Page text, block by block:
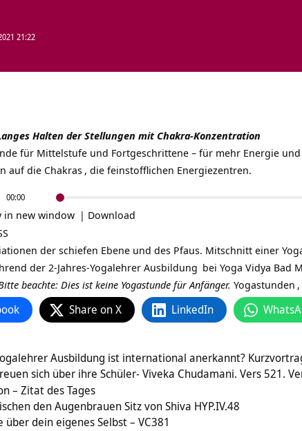
21:22
Halten der Stellungen mit Chakra-Konzentration
für Mittelstufe und Fortgeschrittene – für mehr Energie
auf die Chakras , die feinstofflichen Energiezentren.
00:00
in new window | Download
der schiefen Ebene und des Pfaus. Mitschnitt einer
der 2-Jahres-Yogalehrer Ausbildung bei Yoga Vidya Bad
beachte: Dies ist keine Yogastunde für Anfänger. Yogastunden
Share on X LinkedIn
Ausbildung ist international anerkannt?
sich über ihre Schüler- Viveka Chudamani. Vers 521.
– Zitat des Tages
den Augenbrauen Sitz von Shiva HYP.IV.48
dein eigenes Selbst – VC381